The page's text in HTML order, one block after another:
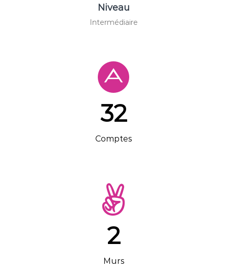
Niveau
Intermédiaire
32
Comptes
2
Murs